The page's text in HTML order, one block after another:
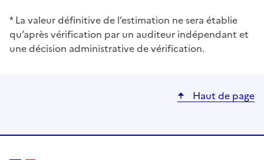
* La valeur définitive de l’estimation ne sera établie
qu’après vérification par un auditeur indépendant et
une décision administrative de vérification.
Haut de page